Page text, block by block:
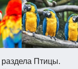
Птицы.